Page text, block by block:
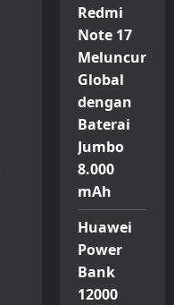
Redmi
Note 17
Meluncur
Global
dengan
Baterai
Jumbo
8.000
mAh
Huawei
Power
Bank
12000